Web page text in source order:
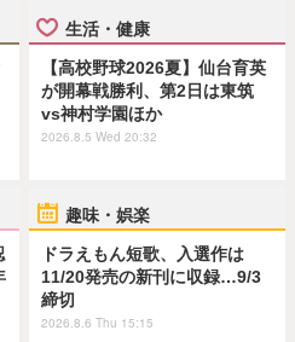
生活・健康
【高校野球2026夏】仙台育英
が開幕戦勝利、第2日は東筑
vs神村学園ほか
2026.8.5 Wed 20:32
趣味・娯楽
ドラえもん短歌、入選作は
11/20発売の新刊に収録…9/3
締切
2026.8.6 Thu 15:15